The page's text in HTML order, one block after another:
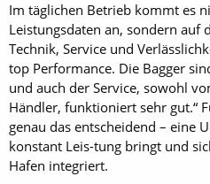
Im täglichen Betrieb kommt es
Leistungsdaten an, sondern auf
Technik, Service und
top Performance. Die Bagger
und auch der Service, sowohl
Händler, funktioniert sehr gut.“
genau das entscheidend – eine
konstant Leis-tung bringt und
Hafen integriert.